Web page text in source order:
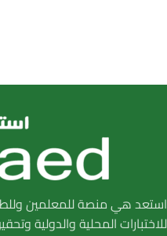
استعد هي منصة للمعلمين
للاختبارات المحلية والدولية